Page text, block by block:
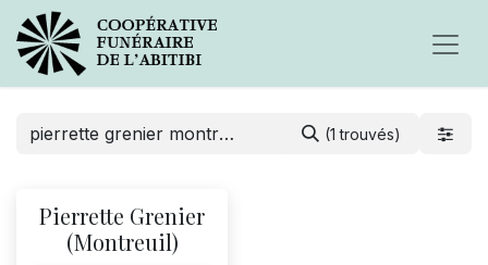
(1 trouvés)
Pierrette Grenier
(Montreuil)